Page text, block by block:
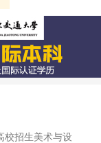
校招生美术与设